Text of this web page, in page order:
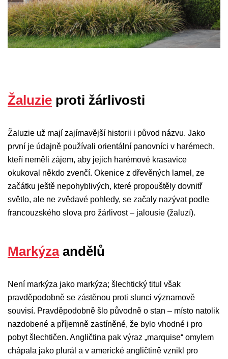
Žaluzie proti žárlivosti
Žaluzie už mají zajímavější historii i původ názvu. Jako
první je údajně používali orientální panovníci v harémech,
kteří neměli zájem, aby jejich harémové krasavice
okukoval někdo zvenčí. Okenice z dřevěných lamel, ze
začátku ještě nepohyblivých, které propouštěly dovnitř
světlo, ale ne zvědavé pohledy, se začaly nazývat podle
francouzského slova pro žárlivost – jalousie (žaluzí).
Markýzaandělů
Není markýza jako markýza; šlechtický titul však
pravděpodobně se zástěnou proti slunci významově
souvisí. Pravděpodobně šlo původně o stan – místo natolik
nazdobené a příjemně zastíněné, že bylo vhodné i pro
pobyt šlechtičen. Angličtina pak výraz „marquise“ omylem
chápala jako plurál a v americké angličtině vznikl pro